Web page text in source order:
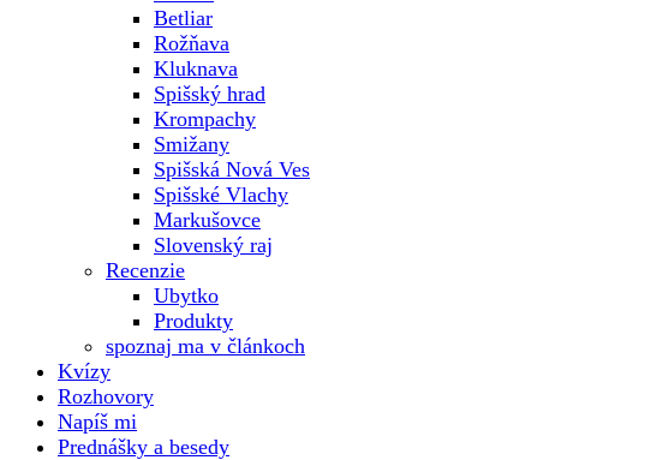
Betliar
Rožňava
Kluknava
Spišský hrad
Krompachy
Smižany
Spišská Nová Ves
Spišské Vlachy
Markušovce
Slovenský raj
Recenzie
Ubytko
Produkty
spoznaj ma v článkoch
Kvízy
Rozhovory
Napíš mi
Prednášky a besedy